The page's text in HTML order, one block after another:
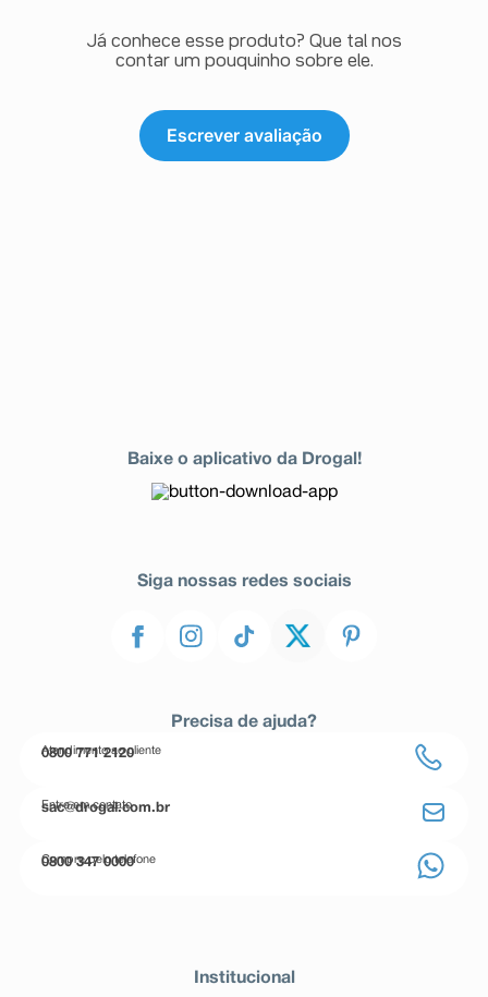
Já conhece esse produto? Que tal nos
contar um pouquinho sobre ele.
Escrever avaliação
Baixe o aplicativo da Drogal!
Siga nossas redes sociais
Precisa de ajuda?
Atendimento ao cliente
0800 771 2120
Entre em contato
sac@drogal.com.br
Compre pelo telefone
0800 347 0000
Institucional